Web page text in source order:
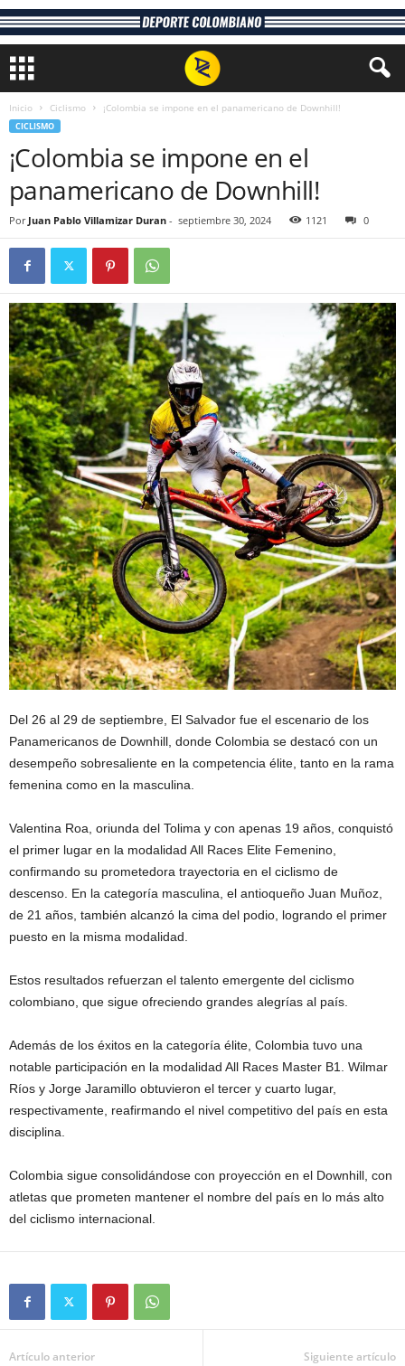
Inicio Ciclismo ¡Colombia se impone en el panamericano de Downhill!
CICLISMO
¡Colombia se impone en el
panamericano de Downhill!
Por Juan Pablo Villamizar Duran - septiembre 30, 2024 1121 0
Del 26 al 29 de septiembre, El Salvador fue el escenario de los
Panamericanos de Downhill, donde Colombia se destacó con un
desempeño sobresaliente en la competencia élite, tanto en la rama
femenina como en la masculina.
Valentina Roa, oriunda del Tolima y con apenas 19 años, conquistó
el primer lugar en la modalidad All Races Elite Femenino,
confirmando su prometedora trayectoria en el ciclismo de
descenso. En la categoría masculina, el antioqueño Juan Muñoz,
de 21 años, también alcanzó la cima del podio, logrando el primer
puesto en la misma modalidad.
Estos resultados refuerzan el talento emergente del ciclismo
colombiano, que sigue ofreciendo grandes alegrías al país.
Además de los éxitos en la categoría élite, Colombia tuvo una
notable participación en la modalidad All Races Master B1. Wilmar
Ríos y Jorge Jaramillo obtuvieron el tercer y cuarto lugar,
respectivamente, reafirmando el nivel competitivo del país en esta
disciplina.
Colombia sigue consolidándose con proyección en el Downhill, con
atletas que prometen mantener el nombre del país en lo más alto
del ciclismo internacional.
Artículo anterior Siguiente artículo